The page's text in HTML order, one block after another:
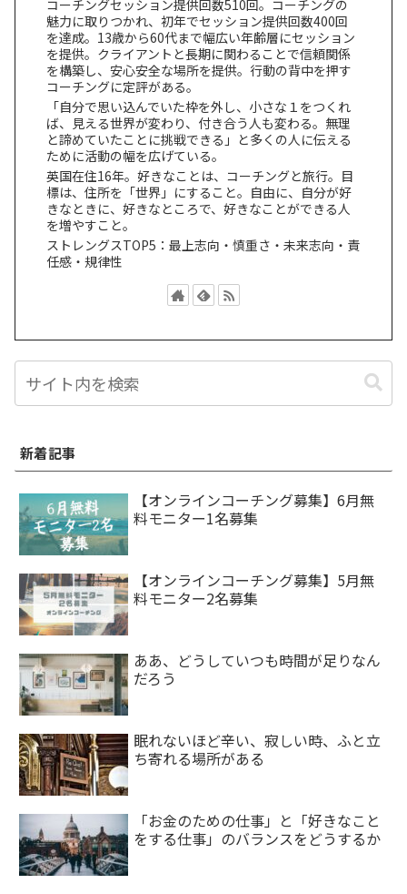
コーチングセッション提供回数510回。コーチングの
魅力に取りつかれ、初年でセッション提供回数400回
を達成。13歳から60代まで幅広い年齢層にセッション
を提供。クライアントと長期に関わることで信頼関係
を構築し、安心安全な場所を提供。行動の背中を押す
コーチングに定評がある。
「自分で思い込んでいた枠を外し、小さな１をつくれ
ば、見える世界が変わり、付き合う人も変わる。無理
と諦めていたことに挑戦できる」と多くの人に伝える
ために活動の幅を広げている。
英国在住16年。好きなことは、コーチングと旅行。目
標は、住所を「世界」にすること。自由に、自分が好
きなときに、好きなところで、好きなことができる人
を増やすこと。
ストレングスTOP5：最上志向・慎重さ・未来志向・責
任感・規律性
新着記事
【オンラインコーチング募集】6月無
料モニター1名募集
【オンラインコーチング募集】5月無
料モニター2名募集
ああ、どうしていつも時間が足りなん
だろう
眠れないほど辛い、寂しい時、ふと立
ち寄れる場所がある
「お金のための仕事」と「好きなこと
をする仕事」のバランスをどうするか